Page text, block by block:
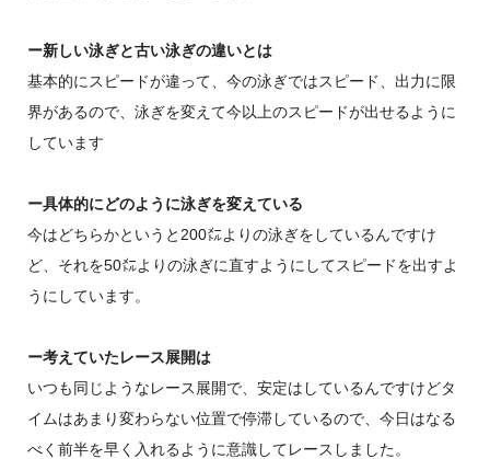
ー新しい泳ぎと古い泳ぎの違いとは
基本的にスピードが違って、今の泳ぎではスピード、出力に限
界があるので、泳ぎを変えて今以上のスピードが出せるように
しています
ー具体的にどのように泳ぎを変えている
今はどちらかというと200㍍よりの泳ぎをしているんですけ
ど、それを50㍍よりの泳ぎに直すようにしてスピードを出すよ
うにしています。
ー考えていたレース展開は
いつも同じようなレース展開で、安定はしているんですけどタ
イムはあまり変わらない位置で停滞しているので、今日はなる
べく前半を早く入れるように意識してレースしました。